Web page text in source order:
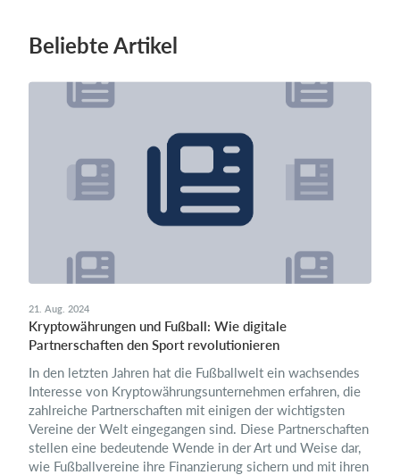
Beliebte Artikel
21. Aug. 2024
Kryptowährungen und Fußball: Wie digitale
Partnerschaften den Sport revolutionieren
In den letzten Jahren hat die Fußballwelt ein wachsendes
Interesse von Kryptowährungsunternehmen erfahren, die
zahlreiche Partnerschaften mit einigen der wichtigsten
Vereine der Welt eingegangen sind. Diese Partnerschaften
stellen eine bedeutende Wende in der Art und Weise dar,
wie Fußballvereine ihre Finanzierung sichern und mit ihren